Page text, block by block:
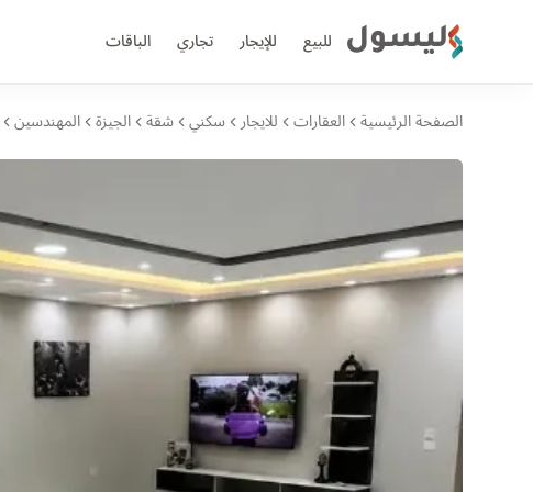
ليسول للبيع للإيجار تجاري الباقات
الصفحة الرئيسية العقارات للايجار سكني شقة الجيزة المهندسين